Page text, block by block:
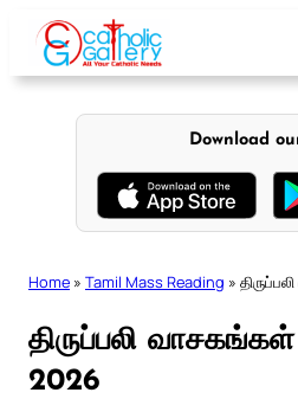
content
Download
Home » Tamil Mass Reading »
திருப்பலி
2026